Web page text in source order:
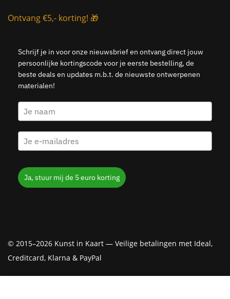
Ontvang €5,- korting! 🎁
Schrijf je in voor onze nieuwsbrief en ontvang direct jouw
persoonlijke kortingscode voor je eerste bestelling, de
beste deals en updates m.b.t. de nieuwste ontwerpenen
materialen!
Ja, stuur mij de 5 euro korting
© 2015–2026 Kunst in Kaart — Veilige betalingen met Ideal,
Creditcard, Klarna & PayPal